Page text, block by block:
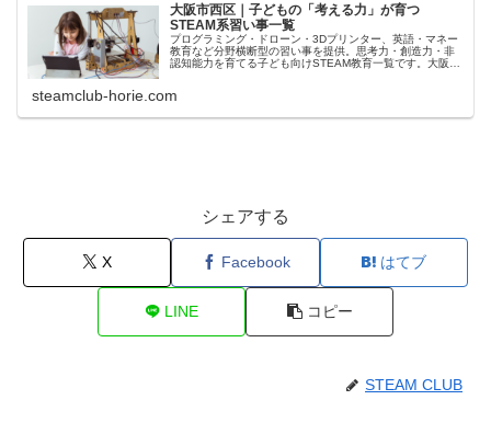
大阪市西区｜子どもの「考える力」が育つ
STEAM系習い事一覧
プログラミング・ドローン・3Dプリンター、英語・マネー
教育など分野横断型の習い事を提供。思考力・創造力・非
認知能力を育てる子ども向けSTEAM教育一覧です。大阪市
steamclub-horie.com
シェアする
X Facebook はてブ
LINE コピー
STEAM CLUB